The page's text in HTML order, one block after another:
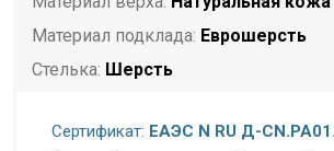
Материал подклада: Еврошерсть
Стелька: Шерсть
Полнота:Стандартная стопа
Сертификат: ЕАЭС N RU Д-